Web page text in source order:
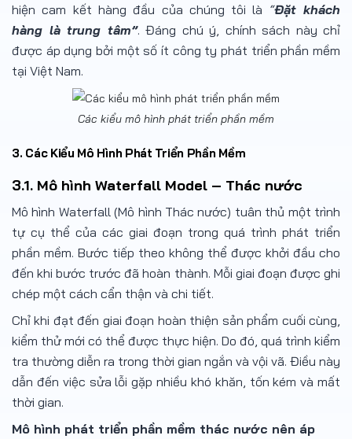
hiện cam kết hàng đầu của chúng tôi là “Đặt khách
hàng là trung tâm”. Đáng chú ý, chính sách này chỉ
được áp dụng bởi một số ít công ty phát triển phần mềm
tại Việt Nam.
Các kiểu mô hình phát triển phần mềm
3. Các Kiểu Mô Hình Phát Triển Phần Mềm
3.1. Mô hình Waterfall Model – Thác nước
Mô hình Waterfall (Mô hình Thác nước) tuân thủ một trình
tự cụ thể của các giai đoạn trong quá trình phát triển
phần mềm. Bước tiếp theo không thể được khởi đầu cho
đến khi bước trước đã hoàn thành. Mỗi giai đoạn được ghi
chép một cách cẩn thận và chi tiết.
Chỉ khi đạt đến giai đoạn hoàn thiện sản phẩm cuối cùng,
kiểm thử mới có thể được thực hiện. Do đó, quá trình kiểm
tra thường diễn ra trong thời gian ngắn và vội vã. Điều này
dẫn đến việc sửa lỗi gặp nhiều khó khăn, tốn kém và mất
thời gian.
Mô hình phát triển phần mềm thác nước nên áp